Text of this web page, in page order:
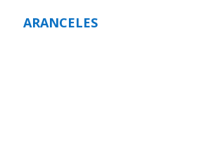
ARANCELES